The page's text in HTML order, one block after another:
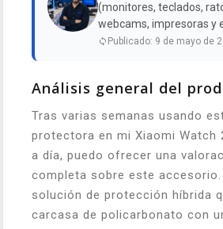
(monitores, teclados,
webcams, impresoras y
Publicado: 9 de mayo de
Análisis general del
Tras varias semanas usando
protectora en mi Xiaomi Watch
a día, puedo ofrecer una
completa sobre este
solución de protección híbrida
carcasa de policarbonato con